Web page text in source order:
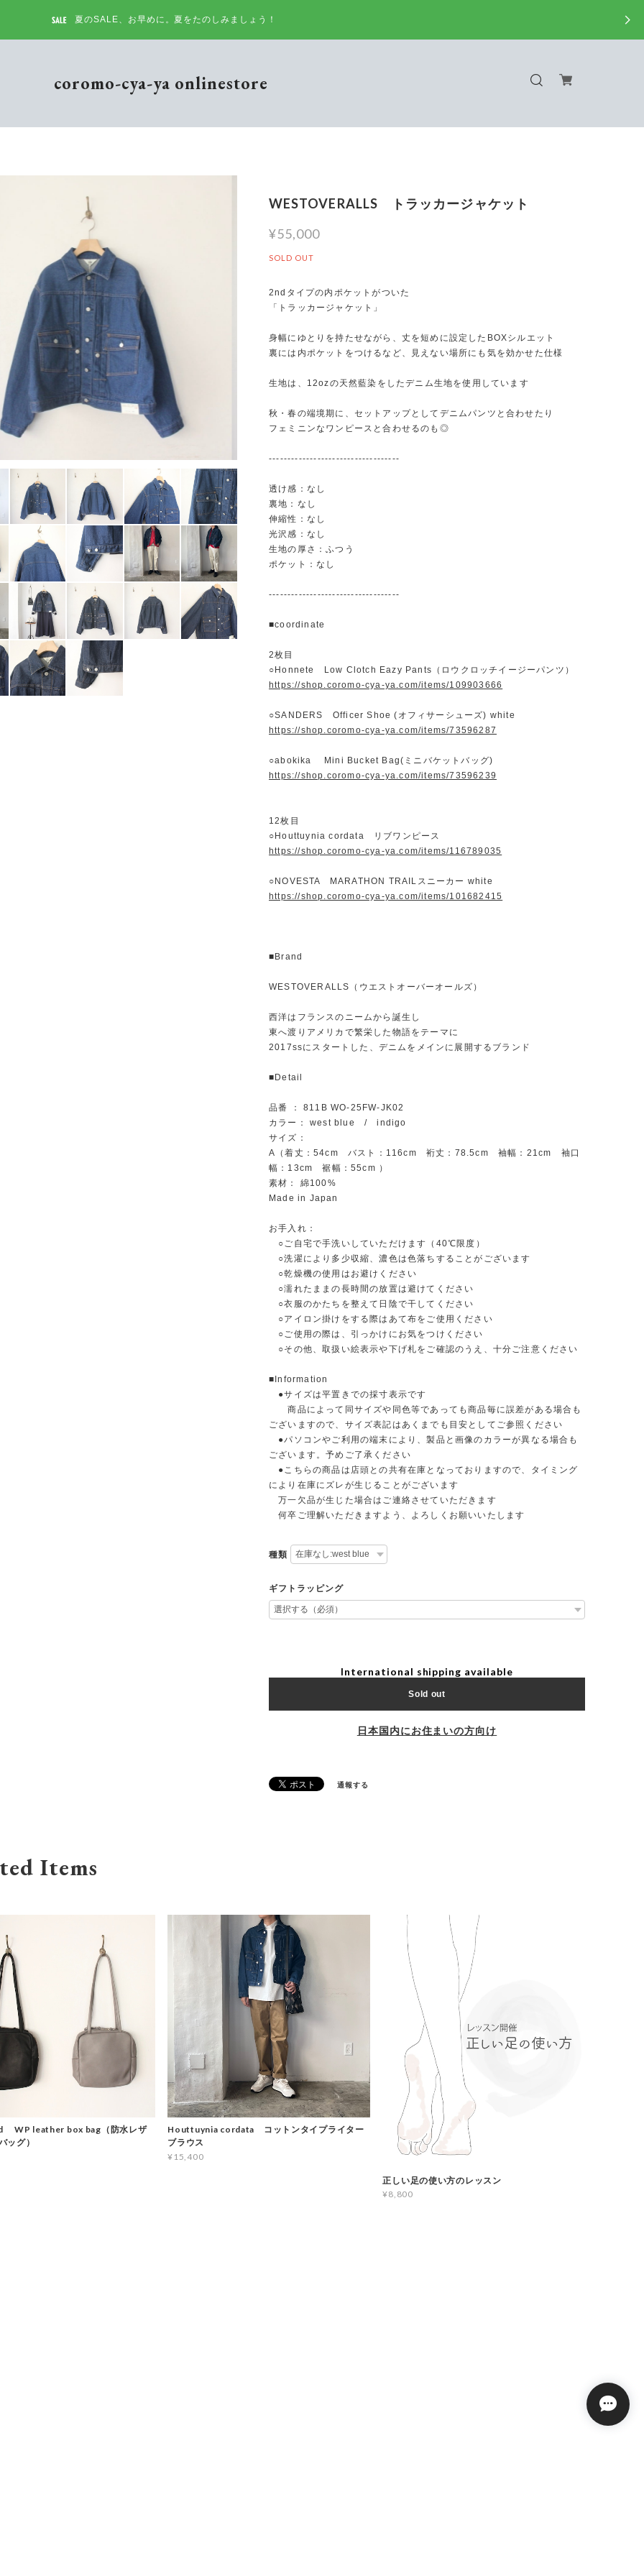
夏のSALE、お早めに。夏をたのしみましょう！
coromo-cya-ya onlinestore
WESTOVERALLS トラッカージャケット
¥55,000
SOLD OUT
2ndタイプの内ポケットがついた
「トラッカージャケット」
身幅にゆとりを持たせながら、丈を短めに設定したBOXシルエット
裏には内ポケットをつけるなど、見えない場所にも気を効かせた仕様
生地は、12ozの天然藍染をしたデニム生地を使用しています
秋・春の端境期に、セットアップとしてデニムパンツと合わせたり
フェミニンなワンピースと合わせるのも◎
-----------------------------------
透け感：なし
裏地：なし
伸縮性：なし
光沢感：なし
生地の厚さ：ふつう
ポケット：なし
-----------------------------------
■coordinate
2枚目
○Honnete Low Clotch Eazy Pants（ロウクロッチイージーパンツ）
https://shop.coromo-cya-ya.com/items/109903666
○SANDERS Officer Shoe (オフィサーシューズ) white
https://shop.coromo-cya-ya.com/items/73596287
○abokika Mini Bucket Bag(ミニバケットバッグ)
https://shop.coromo-cya-ya.com/items/73596239
12枚目
○Houttuynia cordata リブワンピース
https://shop.coromo-cya-ya.com/items/116789035
○NOVESTA MARATHON TRAILスニーカー white
https://shop.coromo-cya-ya.com/items/101682415
■Brand
WESTOVERALLS（ウエストオーバーオールズ）
西洋はフランスのニームから誕生し
東へ渡りアメリカで繁栄した物語をテーマに
2017ssにスタートした、デニムをメインに展開するブランド
■Detail
品番 ： 811B WO-25FW-JK02
カラー： west blue / indigo
サイズ：
A（着丈：54cm バスト：116cm 裄丈：78.5cm 袖幅：21cm 袖口
幅：13cm 裾幅：55cm ）
素材： 綿100%
Made in Japan
お手入れ：
○ご自宅で手洗いしていただけます（40℃限度）
○洗濯により多少収縮、濃色は色落ちすることがございます
○乾燥機の使用はお避けください
○濡れたままの長時間の放置は避けてください
○衣服のかたちを整えて日陰で干してください
○アイロン掛けをする際はあて布をご使用ください
○ご使用の際は、引っかけにお気をつけください
○その他、取扱い絵表示や下げ札をご確認のうえ、十分ご注意ください
■Information
●サイズは平置きでの採寸表示です
商品によって同サイズや同色等であっても商品毎に誤差がある場合も
ございますので、サイズ表記はあくまでも目安としてご参照ください
●パソコンやご利用の端末により、製品と画像のカラーが異なる場合も
ございます。予めご了承ください
●こちらの商品は店頭との共有在庫となっておりますので、タイミング
により在庫にズレが生じることがございます
万一欠品が生じた場合はご連絡させていただきます
何卒ご理解いただきますよう、よろしくお願いいたします
種類
ギフトラッピング
International shipping available
Sold out
日本国内にお住まいの方向け
通報する
Items
WP leather box bag（防水レザ
ッグ）
Houttuynia cordata コットンタイプライター
ブラウス
¥15,400
正しい足の使い方のレッスン
¥8,800